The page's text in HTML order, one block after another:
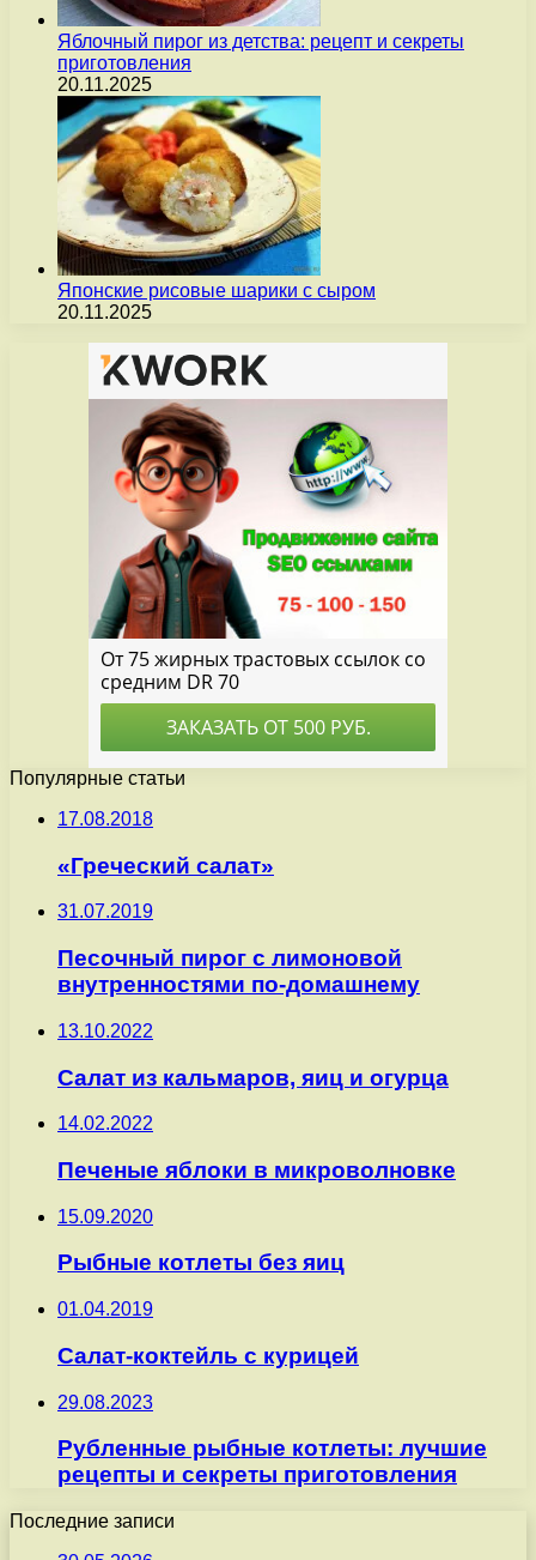
Яблочный пирог из детства: рецепт и секреты
приготовления
20.11.2025
Японские рисовые шарики с сыром
20.11.2025
Популярные статьи
17.08.2018
«Греческий салат»
31.07.2019
Песочный пирог с лимоновой
внутренностями по-домашнему
13.10.2022
Салат из кальмаров, яиц и огурца
14.02.2022
Печеные яблоки в микроволновке
15.09.2020
Рыбные котлеты без яиц
01.04.2019
Салат-коктейль с курицей
29.08.2023
Рубленные рыбные котлеты: лучшие
рецепты и секреты приготовления
Последние записи